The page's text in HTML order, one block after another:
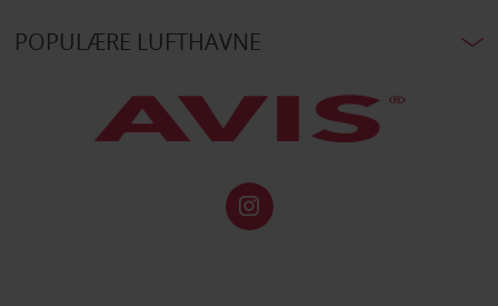
POPULÆRE LUFTHAVNE